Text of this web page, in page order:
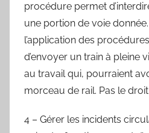
procédure permet
une portion de voie
l’application des
d’envoyer un train à pleine
au travail qui, pourraient
morceau de rail. Pas le droit
4 – Gérer les incidents